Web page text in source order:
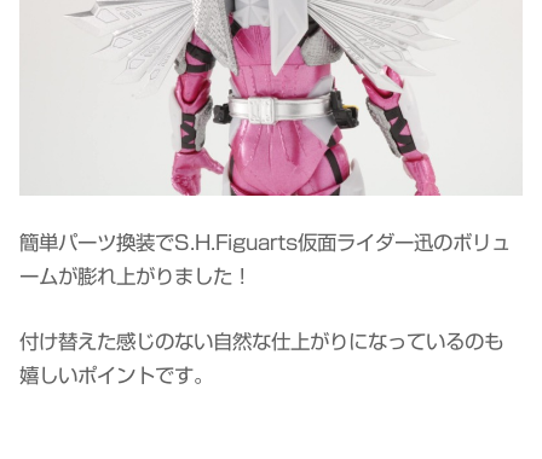
簡単パーツ換装でS.H.Figuarts仮面ライダー迅のボリュ
ームが膨れ上がりました！
付け替えた感じのない自然な仕上がりになっているのも
嬉しいポイントです。